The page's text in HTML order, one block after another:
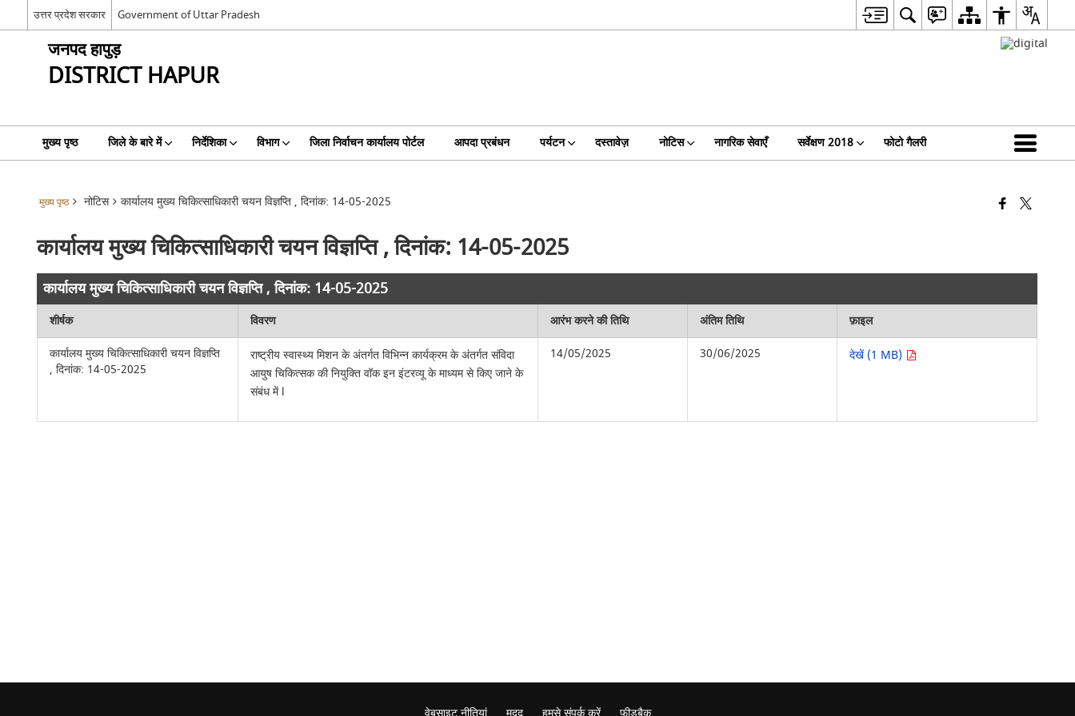
उत्तर प्रदेश सरकार Government of Uttar Pradesh
जनपद हापुड़
DISTRICT HAPUR
मुख्य पृष्ठ जिले के बारे में निर्देशिका विभाग जिला निर्वाचन कार्यालय पोर्टल आपदा प्रबंधन पर्यटन दस्तावेज़ नोटिस नागरिक सेवाएँ सर्वेक्षण 2018 फोटो गैलरी
मुख्य पृष्ठ नोटिस कार्यालय मुख्य चिकित्साधिकारी चयन विज्ञप्ति , दिनांक: 14-05-2025
कार्यालय मुख्य चिकित्साधिकारी चयन विज्ञप्ति , दिनांक: 14-05-2025
कार्यालय मुख्य चिकित्साधिकारी चयन विज्ञप्ति , दिनांक: 14-05-2025
शीर्षक विवरण आरंभ करने की तिथि अंतिम तिथि
फ़ाइल
कार्यालय मुख्य चिकित्साधिकारी चयन विज्ञप्ति
, दिनांक: 14-05-2025
राष्ट्रीय स्वास्थ्य मिशन के अंतर्गत विभिन्न कार्यक्रम के अंतर्गत संविदा
आयुष चिकित्सक की नियुक्ति वॉक इन इंटरव्यू के माध्यम से किए जाने के
संबंध में l
14/05/2025 30/06/2025 देखें (1 MB)